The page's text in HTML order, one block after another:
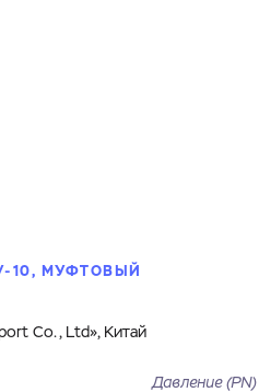
10, МУФТОВЫЙ
Co., Ltd», Китай
Давление (PN)